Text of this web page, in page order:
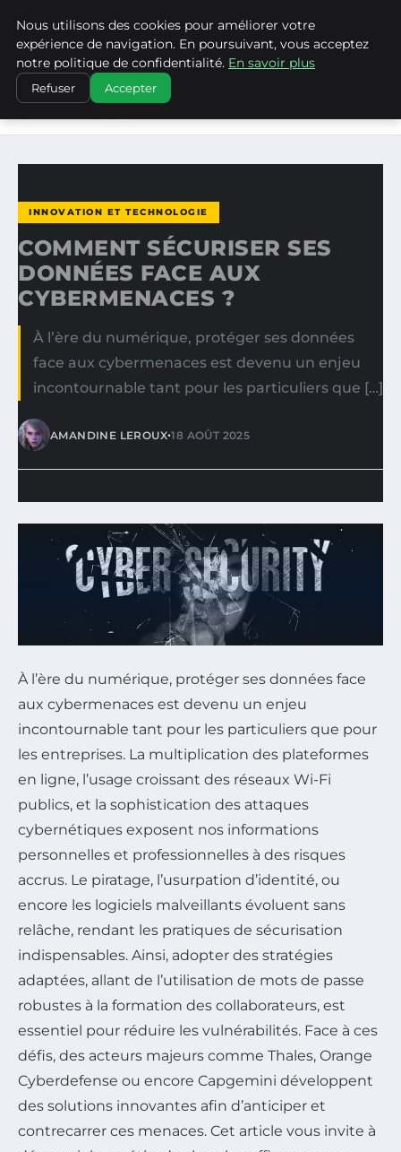
LA VANGUARDIA DEL SUR
ACCUEIL
INNOVATION ET TECHNOLOGIE
COMMENT SÉCURISER SES DONNÉES FACE AUX
INNOVATION ET TECHNOLOGIE
COMMENT SÉCURISER SES
DONNÉES FACE AUX
CYBERMENACES ?
À l’ère du numérique, protéger ses données
face aux cybermenaces est devenu un enjeu
incontournable tant pour les particuliers que […]
AMANDINE LEROUX•18 AOÛT 2025
À l’ère du numérique, protéger ses données face
aux cybermenaces est devenu un enjeu
incontournable tant pour les particuliers que pour
les entreprises. La multiplication des plateformes
en ligne, l’usage croissant des réseaux Wi-Fi
publics, et la sophistication des attaques
cybernétiques exposent nos informations
personnelles et professionnelles à des risques
accrus. Le piratage, l’usurpation d’identité, ou
encore les logiciels malveillants évoluent sans
relâche, rendant les pratiques de sécurisation
indispensables. Ainsi, adopter des stratégies
adaptées, allant de l’utilisation de mots de passe
robustes à la formation des collaborateurs, est
essentiel pour réduire les vulnérabilités. Face à ces
défis, des acteurs majeurs comme Thales, Orange
Cyberdefense ou encore Capgemini développent
des solutions innovantes afin d’anticiper et
contrecarrer ces menaces. Cet article vous invite à
Nous utilisons des cookies pour améliorer votre
expérience de navigation. En poursuivant, vous acceptez
notre politique de confidentialité. En savoir plus
Refuser Accepter